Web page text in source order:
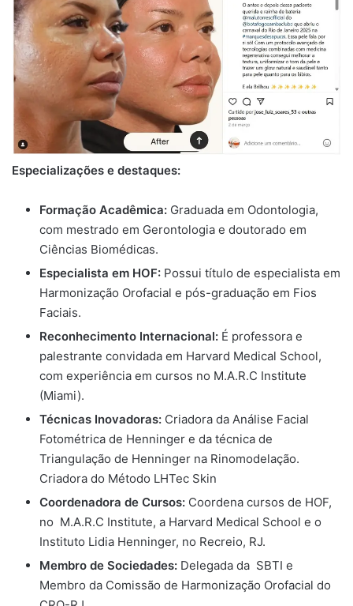
Especializações e destaques:
Formação Acadêmica: Graduada em Odontologia,
com mestrado em Gerontologia e doutorado em
Ciências Biomédicas.
Especialista em HOF: Possui título de especialista em
Harmonização Orofacial e pós-graduação em Fios
Faciais.
Reconhecimento Internacional: É professora e
palestrante convidada em Harvard Medical School,
com experiência em cursos no M.A.R.C Institute
(Miami).
Técnicas Inovadoras: Criadora da Análise Facial
Fotométrica de Henninger e da técnica de
Triangulação de Henninger na Rinomodelação.
Criadora do Método LHTec Skin
Coordenadora de Cursos: Coordena cursos de HOF,
no M.A.R.C Institute, a Harvard Medical School e o
Instituto Lidia Henninger, no Recreio, RJ.
Membro de Sociedades: Delegada da SBTI e
Membro da Comissão de Harmonização Orofacial do